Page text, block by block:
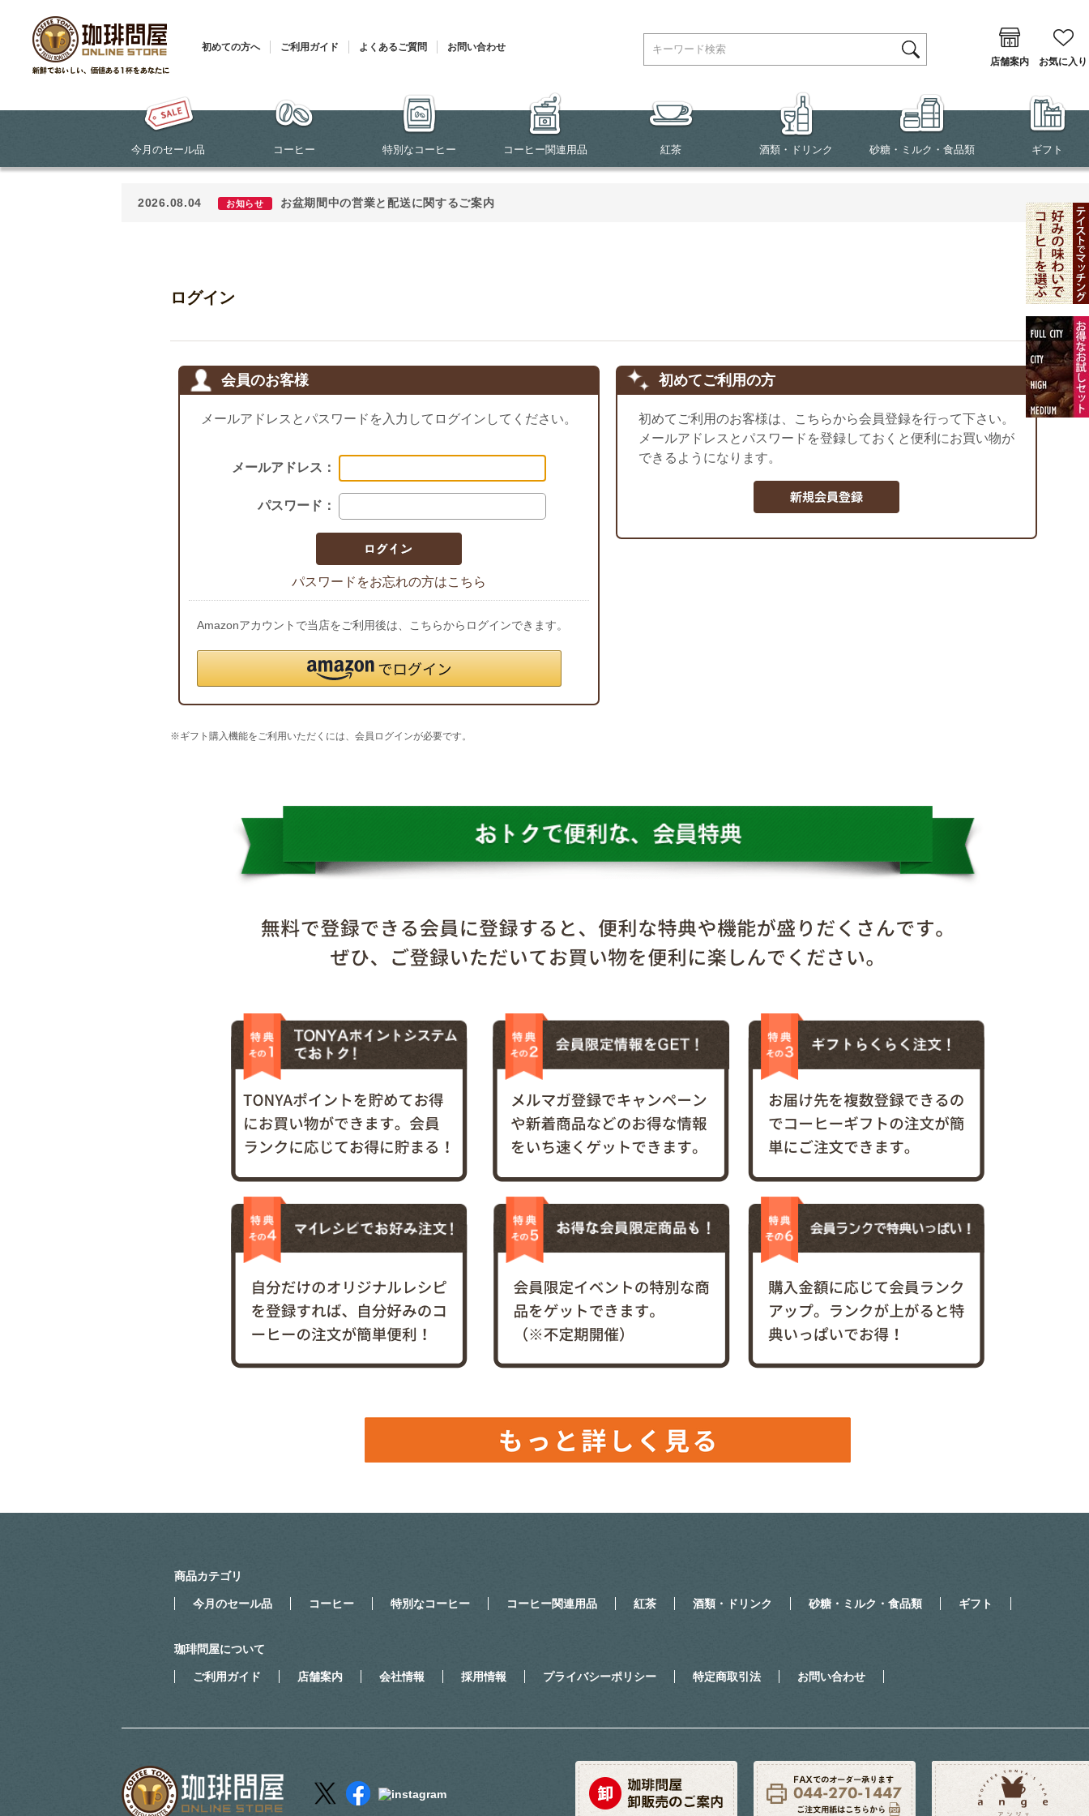
初めての方へ ご利用ガイド よくあるご質問
お問い合わせ
店舗案内
お気に入り
今月のセール品 コーヒー 特別なコーヒー コーヒー関連用品 紅茶 酒類・ドリンク 砂糖・ミルク・食品類 ギフト
2026.08.04 お知らせ お盆期間中の営業と配送に関するご案内
ログイン
会員のお客様
メールアドレスとパスワードを入力してログインしてください。
メールアドレス：
パスワード：
パスワードをお忘れの方はこちら
Amazonアカウントで当店をご利用後は、こちらからログインできます。
初めてご利用の方
初めてご利用のお客様は、こちらから会員登録を行って下さい。
メールアドレスとパスワードを登録しておくと便利にお買い物が
できるようになります。
※ギフト購入機能をご利用いただくには、会員ログインが必要です。
商品カテゴリ
今月のセール品 コーヒー 特別なコーヒー コーヒー関連用品 紅茶 酒類・ドリンク 砂糖・ミルク・食品類 ギフト
珈琲問屋について
ご利用ガイド 店舗案内 会社情報 採用情報 プライバシーポリシー 特定商取引法 お問い合わせ